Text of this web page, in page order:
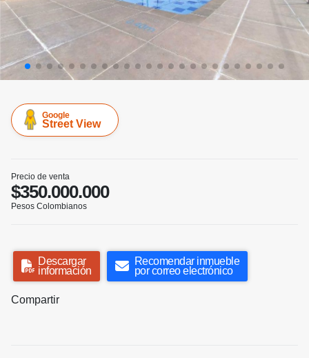
Google
Street View
Precio de venta
$350.000.000
Pesos Colombianos
Descargar
información
Recomendar inmueble
por correo electrónico
Compartir